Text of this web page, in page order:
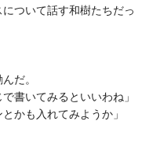
ついて話す和樹たちだっ
だ。
書いてみるといいわね」
かも入れてみようか」